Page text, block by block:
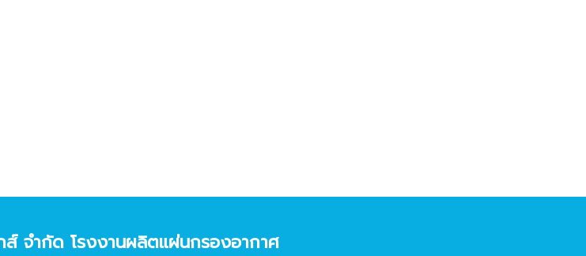
ส์ จํากัด โรงงานผลิตแผ่นกรองอากาศ